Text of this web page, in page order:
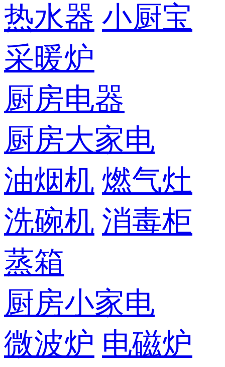
热水器 小厨宝
采暖炉
厨房电器
厨房大家电
油烟机 燃气灶
洗碗机 消毒柜
蒸箱
厨房小家电
微波炉 电磁炉